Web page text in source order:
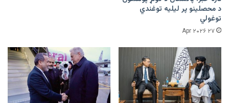
د محصلینو پر لیلیه توغندي
توغولي
۲۷ Apr ۲۰۲۶